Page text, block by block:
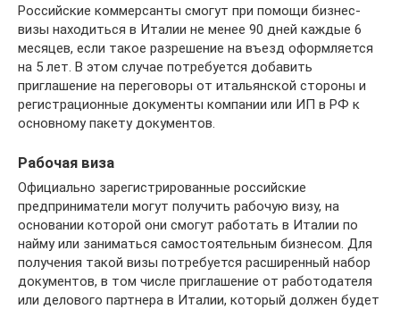
Российские коммерсанты смогут при помощи бизнес-
визы находиться в Италии не менее 90 дней каждые 6
месяцев, если такое разрешение на въезд оформляется
на 5 лет. В этом случае потребуется добавить
приглашение на переговоры от итальянской стороны и
регистрационные документы компании или ИП в РФ к
основному пакету документов.
Рабочая виза
Официально зарегистрированные российские
предприниматели могут получить рабочую визу, на
основании которой они смогут работать в Италии по
найму или заниматься самостоятельным бизнесом. Для
получения такой визы потребуется расширенный набор
документов, в том числе приглашение от работодателя
или делового партнера в Италии, который должен будет